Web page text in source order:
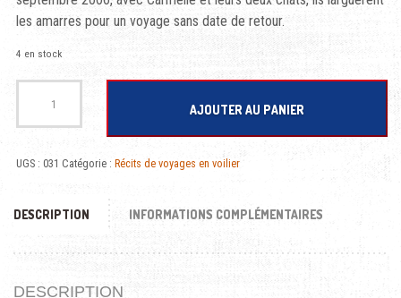
les amarres pour un voyage sans date de retour.
4 en stock
quantité de TAIMA Onze ans autour du monde
AJOUTER AU PANIER
UGS : 031 Catégorie : Récits de voyages en voilier
DESCRIPTION INFORMATIONS COMPLÉMENTAIRES
DESCRIPTION